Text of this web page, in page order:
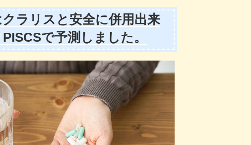
ラリスと安全に併用出来
で予測しました。